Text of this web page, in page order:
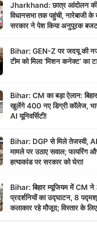
Jharkhand: छात्र आंदोलन
विधानसभा तक पहुंची, नारेबाजी के
सरकार ने पेश किया अनुपूरक
Bihar: GEN-Z पर जदयू की
टीम को मिला ‘मिशन कनेक्ट’ का
Bihar: CM का बड़ा ऐलान:
खुलेंगे 400 नए डिग्री कॉलेज,
AI यूनिवर्सिटी!
Bihar: DGP से मिले तेजस्वी,
मामले पर उठाए सवाल; फायरिंग
हत्याकांड पर सरकार को घेरा!
Bihar: बिहार म्यूजियम में CM ने
प्रदर्शनियों का उद्घाटन, 8
कलाकार रहे मौजूद; विस्तार के
जमीन मिली!